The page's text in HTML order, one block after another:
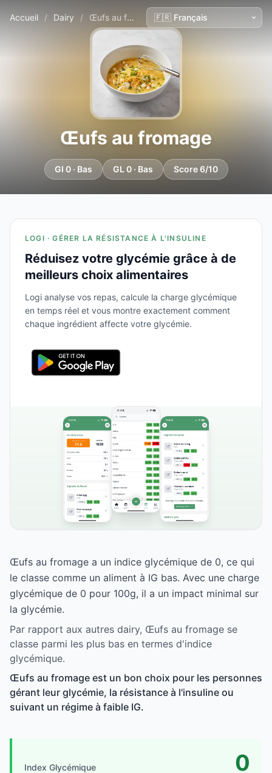
Accueil / Dairy / Œufs au fromage
Œufs au fromage
GI 0 · Bas GL 0 · Bas Score 6/10
LOGI · GÉRER LA RÉSISTANCE À L'INSULINE
Réduisez votre glycémie grâce à de
meilleurs choix alimentaires
Logi analyse vos repas, calcule la charge glycémique
en temps réel et vous montre exactement comment
chaque ingrédient affecte votre glycémie.
Œufs au fromage a un indice glycémique de 0, ce qui
le classe comme un aliment à IG bas. Avec une charge
glycémique de 0 pour 100g, il a un impact minimal sur
la glycémie.
Par rapport aux autres dairy, Œufs au fromage se
classe parmi les plus bas en termes d'indice
glycémique.
Œufs au fromage est un bon choix pour les personnes
gérant leur glycémie, la résistance à l'insuline ou
suivant un régime à faible IG.
Index Glycémique 0